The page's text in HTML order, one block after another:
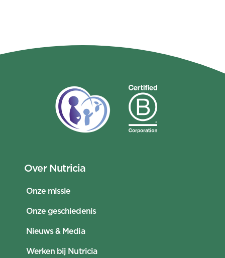
Over Nutricia
Onze missie
Onze geschiedenis
Nieuws & Media
Werken bij Nutricia